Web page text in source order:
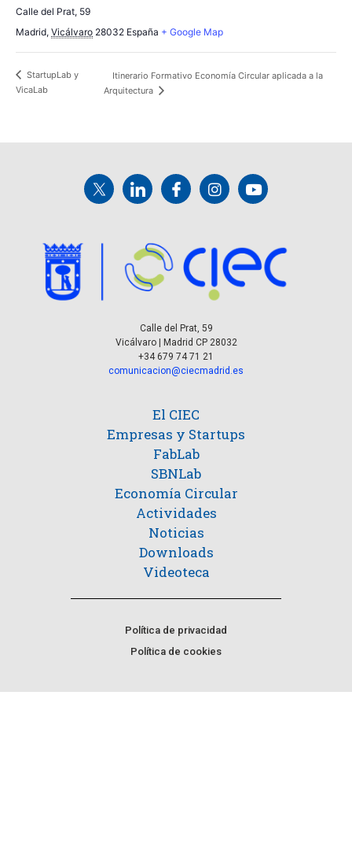
Calle del Prat, 59
Madrid, Vicálvaro 28032 España + Google Map
StartupLab y
VicaLab
Itinerario Formativo Economía Circular aplicada a la
Arquitectura
Calle del Prat, 59
Vicálvaro | Madrid CP 28032
+34 679 74 71 21
comunicacion@ciecmadrid.es
El CIEC
Empresas y Startups
FabLab
SBNLab
Economía Circular
Actividades
Noticias
Downloads
Videoteca
Política de privacidad
Política de cookies